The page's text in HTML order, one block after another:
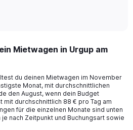
Mietwagen in Urgup am
du deinen Mietwagen im November
Monat, mit durchschnittlichen
den August, wenn dein Budget
durchschnittlich 88 € pro Tag am
für die einzelnen Monate sind unten
nach Zeitpunkt und Buchungsart sowie